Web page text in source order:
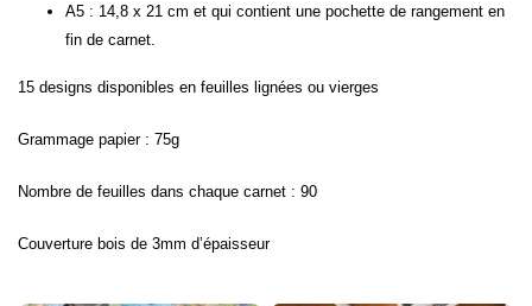
A5 : 14,8 x 21 cm et qui contient une pochette de rangement en
fin de carnet.
15 designs disponibles en feuilles lignées ou vierges
Grammage papier : 75g
Nombre de feuilles dans chaque carnet : 90
Couverture bois de 3mm d’épaisseur